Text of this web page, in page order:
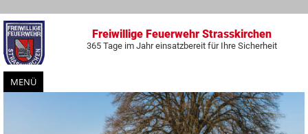
Freiwillige Feuerwehr Strasskirchen
365 Tage im Jahr einsatzbereit für Ihre Sicherheit
MENÜ
Zum
Inhalt
springen